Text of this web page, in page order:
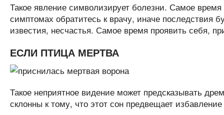
Такое явление символизирует болезни. Самое
симптомах обратитесь к врачу, иначе
известия, несчастья. Самое время проявить себя,
ЕСЛИ ПТИЦА МЕРТВА
Такое неприятное видение может предсказывать
склонны к тому, что этот сон предвещает